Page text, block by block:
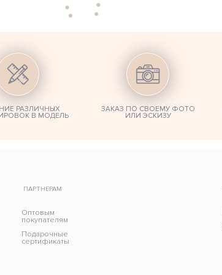
РАЗЛИЧНЫХ
В МОДЕЛЬ
ЗАКАЗ ПО СВОЕМУ ФОТО
ИЛИ ЭСКИЗУ
ПАРТНЕРАМ
Оптовым
покупателям
Подарочные
сертификаты